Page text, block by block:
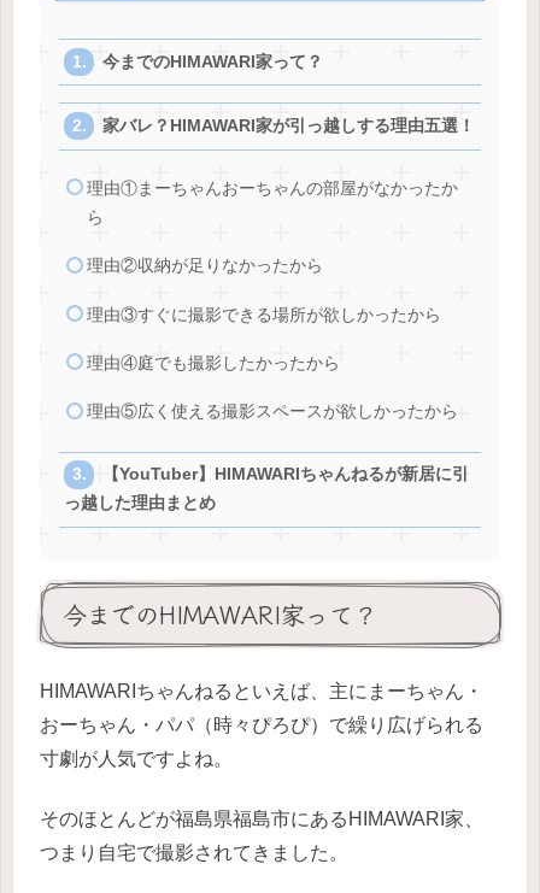
今までのHIMAWARI家って？
家バレ？HIMAWARI家が引っ越しする理由五選！
理由①まーちゃんおーちゃんの部屋がなかったか
ら
理由②収納が足りなかったから
理由③すぐに撮影できる場所が欲しかったから
理由④庭でも撮影したかったから
理由⑤広く使える撮影スペースが欲しかったから
【YouTuber】HIMAWARIちゃんねるが新居に引
っ越した理由まとめ
今までのHIMAWARI家って？
HIMAWARIちゃんねるといえば、主にまーちゃん・
おーちゃん・パパ（時々ぴろぴ）で繰り広げられる
寸劇が人気ですよね。
そのほとんどが福島県福島市にあるHIMAWARI家、
つまり自宅で撮影されてきました。